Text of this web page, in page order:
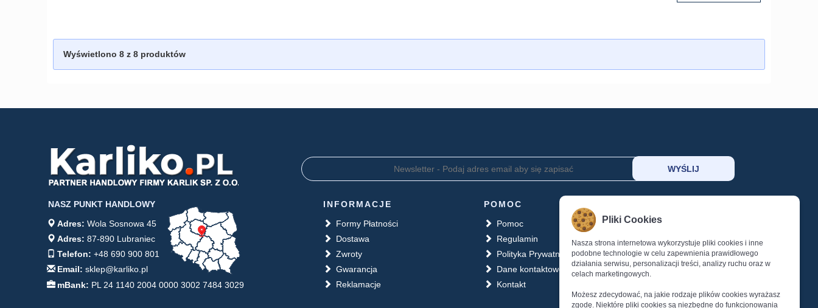
Wyświetlono 8 z 8 produktów
NASZ PUNKT HANDLOWY
Adres: Wola Sosnowa 45
Adres: 87-890 Lubraniec
Telefon: +48 690 900 801
Email: sklep@karliko.pl
mBank: PL 24 1140 2004 0000 3002 7484 3029
INFORMACJE
Formy Płatności
Dostawa
Zwroty
Gwarancja
Reklamacje
POMOC
Pomoc
Regulamin
Polityka Prywatności
Dane kontaktowe
Kontakt
KOSZYK
SCHOWEK
LOGOWANIE
REJESTRACJA
Pliki Cookies
Nasza strona internetowa wykorzystuje pliki cookies i inne
podobne technologie w celu zapewnienia prawidłowego
działania serwisu, personalizacji treści, analizy ruchu oraz w
celach marketingowych.
Możesz zdecydować, na jakie rodzaje plików cookies wyrażasz
zgodę. Niektóre pliki cookies są niezbędne do funkcjonowania